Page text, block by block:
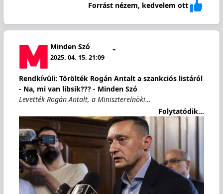
Forrást nézem, kedvelem ott
Minden Szó
2025. 04. 15. 21:09
Rendkívüli: Törölték Rogán Antalt a szankciós listáról
- Na, mi van libsik??? - Minden Szó
Levették Rogán Antalt, a Miniszterelnöki…
Folytatódik...